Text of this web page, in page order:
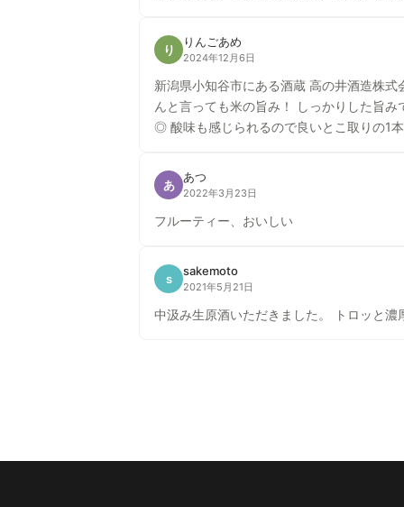
り
りんごあめ
2024年12月6日
新潟県小知谷市にある酒蔵 高の井酒造株式会社 田友 特別純米 私の好きな酒蔵さんの1つ！ 新潟県の酒造好適
んと言っても米の旨み！ しっかりした旨
◎ 酸味も感じられるので良いとこ取りの1
あ
あつ
2022年3月23日
フルーティー、おいしい
s
sakemoto
2021年5月21日
中汲み生原酒いただきました。 トロッと